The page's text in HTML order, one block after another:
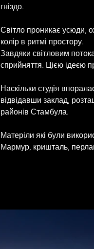
гніздо.
Світло проникає усюди,
колір в ритмі простору.
Завдяки світловим
сприйняття. Цією ідеєю
Наскільки студія
відвідавши заклад,
районів Стамбула.
Матеріли які були
Мармур, кришталь,